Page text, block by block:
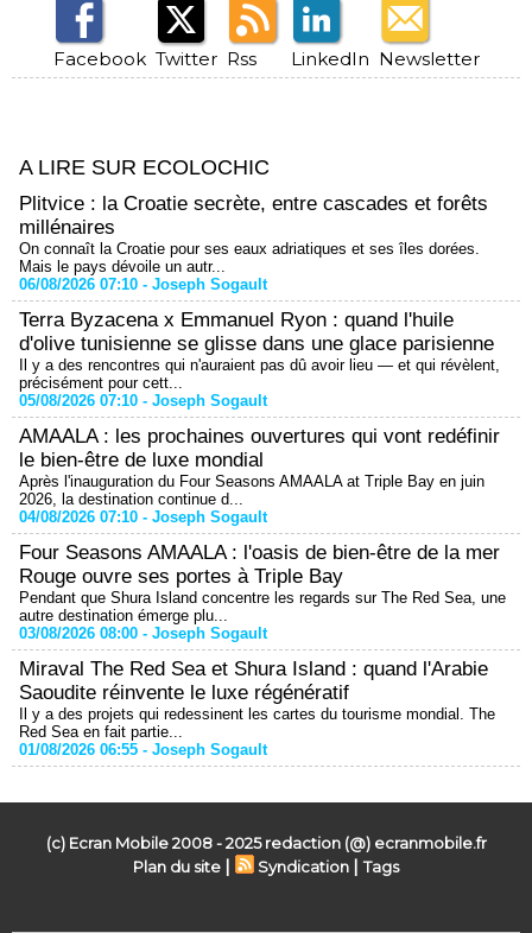
Facebook Twitter Rss LinkedIn Newsletter
A LIRE SUR ECOLOCHIC
Plitvice : la Croatie secrète, entre cascades et forêts
millénaires
On connaît la Croatie pour ses eaux adriatiques et ses îles dorées.
Mais le pays dévoile un autr...
06/08/2026 07:10 - Joseph Sogault
Terra Byzacena x Emmanuel Ryon : quand l'huile
d'olive tunisienne se glisse dans une glace parisienne
Il y a des rencontres qui n'auraient pas dû avoir lieu — et qui révèlent,
précisément pour cett...
05/08/2026 07:10 - Joseph Sogault
AMAALA : les prochaines ouvertures qui vont redéfinir
le bien-être de luxe mondial
Après l'inauguration du Four Seasons AMAALA at Triple Bay en juin
2026, la destination continue d...
04/08/2026 07:10 - Joseph Sogault
Four Seasons AMAALA : l'oasis de bien-être de la mer
Rouge ouvre ses portes à Triple Bay
Pendant que Shura Island concentre les regards sur The Red Sea, une
autre destination émerge plu...
03/08/2026 08:00 - Joseph Sogault
Miraval The Red Sea et Shura Island : quand l'Arabie
Saoudite réinvente le luxe régénératif
Il y a des projets qui redessinent les cartes du tourisme mondial. The
Red Sea en fait partie...
01/08/2026 06:55 - Joseph Sogault
(c) Ecran Mobile 2008 - 2025 redaction (@) ecranmobile.fr
Plan du site | Syndication |Tags